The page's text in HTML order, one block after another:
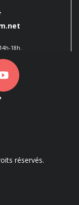
18h.
réservés.